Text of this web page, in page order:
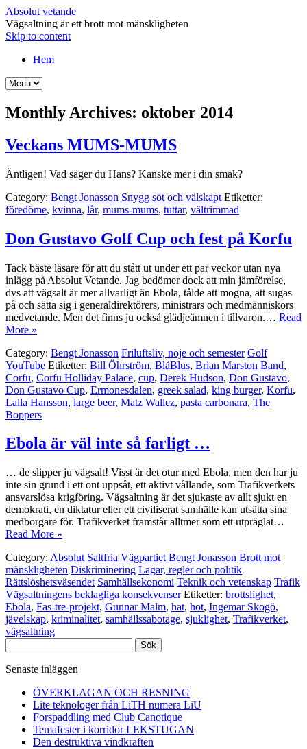
Absolut vetande
Vägsaltning är ett brott mot mänskligheten
Skip to content
Hem
Monthly Archives: oktober 2014
Veckans MUMS-MUMS
Äntligen! Vad säger du Hans? Kanske mer i din smak?
Category: Bengt Jonasson Snygg söt och välskapt Etiketter:
föredöme, kvinna, lår, mums-mums, tuttar, vältrimmad
Don Gustavo Golf Cup och fest på Korfu
Tack bäste läsare för att du stått ut under ett par veckor utan nya
inlägg på Absolut Vetande. Jag bedömer dock att min jämförelse,
dvs att vägsalt är mer allvarligt än Ebola, tålde att mogna, att sugas
på och sätta sig i generaldirektörers, ministrars och medmänniskors
medvetande. Men det finns ju också glädjeämnen i tillvaron.… Read
More »
Category: Bengt Jonasson Friluftsliv, nöje och semester Golf
YouTube Etiketter: Bill Öhrström, BlåBlus, Brian Marston Band,
Corfu, Corfu Holliday Palace, cup, Derek Hudson, Don Gustavo,
Don Gustavo Cup, Ermonesdalen, greek salad, king burger, Korfu,
Lalla Hansson, large beer, Matz Wallez, pasta carbonara, The
Boppers
Ebola är väl inte så farligt …
… de slipper ju vägsalt! Visst är det otur med Ebola, men den har ju
inte sin grund i ett ont uppsåt, ett aktivt vållande, som Trafikverkets
ansvarslösa krigföring. Vägsaltning är det sjukaste av allt sjukt en
demokrati, en diktatur eller ett civiliserat samhälle kan utsätta sina
medborgare för. Trafikverket framstår alltmer som ett utpräglat…
Read More »
Category: Absolut Saltfria Vägpartiet Bengt Jonasson Brott mot
mänskligheten Diskriminering Lagar, regler och politik
Rättslöshetsväsendet Samhällsekonomi Teknik och vetenskap Trafik
Vägsaltningens beklagliga konsekvenser Etiketter: brottslighet,
Ebola, Fas-tre-projekt, Gunnar Malm, hat, hot, Ingemar Skogö,
jävelskap, kriminalitet, samhällssabotage, sjuklighet, Trafikverket,
vägsaltning
efter:
Senaste inläggen
ÖVERKLAGAN OCH RESNING
Lite teknologer från LiTH numera LiU
Forspaddling med Club Canotique
Temafester i korridor LEKSTUGAN
Den destruktiva vindkraften